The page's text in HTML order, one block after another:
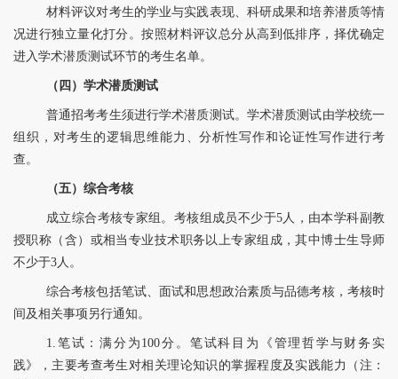
材料评议对考生的学业与实践表现、科研成果和培养潜质等情
况进行独立量化打分。按照材料评议总分从高到低排序，择优确定
进入学术潜质测试环节的考生名单。
（四）学术潜质测试
普通招考考生须进行学术潜质测试。学术潜质测试由学校统一
组织，对考生的逻辑思维能力、分析性写作和论证性写作进行考
查。
（五）综合考核
成立综合考核专家组。 考核组成员不少于5人，由本学科副教
授职称（含）或相当专业技术职务以上专家组成，其中博士生导师
不少于3人。
综合考核包括笔试、面试和思想政治素质与品德考核，考核时
间及相关事项另行通知。
1.笔试：满分为100分。笔试科目为
《管理哲学与财务实
践》
，主要考查考生对相关理论知识的掌握程度及实践能力 （注：